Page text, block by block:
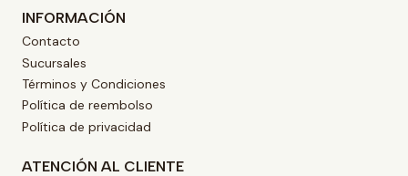
INFORMACIÓN
Contacto
Sucursales
Términos y Condiciones
Política de reembolso
Política de privacidad
ATENCIÓN AL CLIENTE